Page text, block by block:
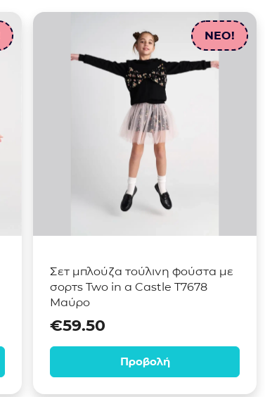
NEO!
Σετ μπλούζα τούλινη φούστα με
σορτς Two in a Castle T7678
Μαύρο
€59.50
Προβολή